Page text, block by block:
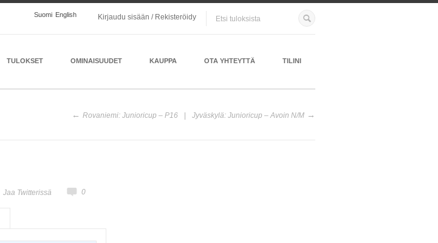
Suomi English Kirjaudu sisään / Rekisteröidy
TULOKSET OMINAISUUDET KAUPPA OTA YHTEYTTÄ TILINI
Rovaniemi: Junioricup – P16 Jyväskylä: Junioricup – Avoin N/M
Jaa Twitterissä 0